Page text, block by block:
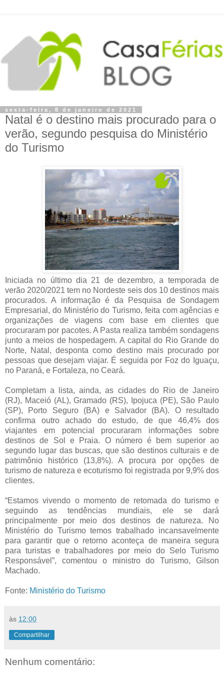
sexta-feira, 8 de janeiro de 2021
Natal é o destino mais procurado para o
verão, segundo pesquisa do Ministério
do Turismo
Iniciada no último dia 21 de dezembro, a temporada de
verão 2020/2021 tem no Nordeste seis dos 10 destinos mais
procurados. A informação é da Pesquisa de Sondagem
Empresarial, do Ministério do Turismo, feita com agências e
organizações de viagens com base em clientes que
procuraram por pacotes. A Pasta realiza também sondagens
junto a meios de hospedagem. A capital do Rio Grande do
Norte, Natal, desponta como destino mais procurado por
pessoas que desejam viajar. É seguida por Foz do Iguaçu,
no Paraná, e Fortaleza, no Ceará.
Completam a lista, ainda, as cidades do Rio de Janeiro
(RJ), Maceió (AL), Gramado (RS), Ipojuca (PE), São Paulo
(SP), Porto Seguro (BA) e Salvador (BA). O resultado
confirma outro achado do estudo, de que 46,4% dos
viajantes em potencial procuraram informações sobre
destinos de Sol e Praia. O número é bem superior ao
segundo lugar das buscas, que são destinos culturais e de
patrimônio histórico (13,8%). A procura por opções de
turismo de natureza e ecoturismo foi registrada por 9,9% dos
clientes.
“Estamos vivendo o momento de retomada do turismo e
seguindo as tendências mundiais, ele se dará
principalmente por meio dos destinos de natureza. No
Ministério do Turismo temos trabalhado incansavelmente
para garantir que o retorno aconteça de maneira segura
para turistas e trabalhadores por meio do Selo Turismo
Responsável”, comentou o ministro do Turismo, Gilson
Machado.
Fonte: Ministério do Turismo
às 12:00
Compartilhar
Nenhum comentário: